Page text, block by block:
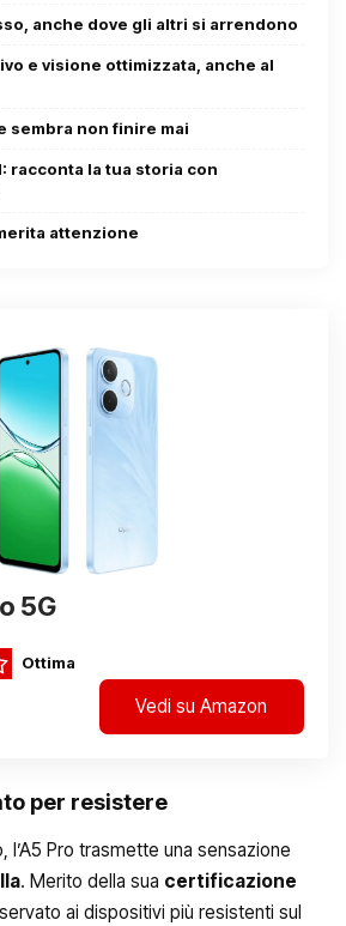
anche dove gli altri si arrendono
e visione ottimizzata, anche al
sembra non finire mai
racconta la tua storia con
attenzione
5G
Ottima
Vedi su Amazon
per resistere
l’A5 Pro trasmette una sensazione
. Merito della sua certificazione
ai dispositivi più resistenti sul